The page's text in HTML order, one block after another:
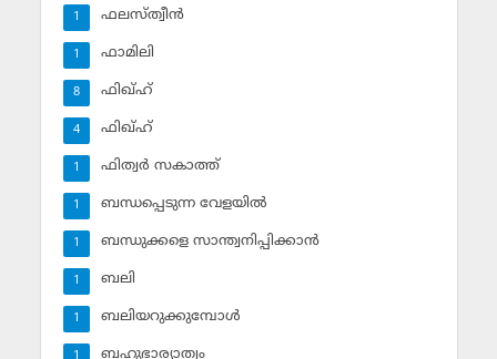
ഫലസ്ത്വീൻ
1
ഫാമിലി
1
ഫിഖ്ഹ്
8
ഫിഖ്ഹ്‌
4
ഫിത്വര്‍ സകാത്ത്‌
1
ബന്ധപ്പെടുന്ന വേളയില്‍
1
ബന്ധുക്കളെ സാന്ത്വനിപ്പിക്കാന്‍
1
ബലി
1
ബലിയറുക്കുമ്പോള്‍
1
ബഹുഭാര്യാത്വം
1